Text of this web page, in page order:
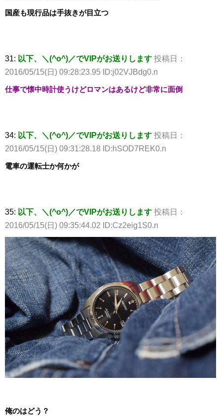
国産も現行品は手抜きが目立つ
31: 以下、＼(^o^)／でVIPがお送りします 投稿日：
2016/05/15(日) 09:28:23.95 ID:j02VJBdg0.n
仕事で懐中時計使うけどロマンはあるけど非常に面倒
34: 以下、＼(^o^)／でVIPがお送りします 投稿日：
2016/05/15(日) 09:31:28.18 ID:hSOD7REK0.n
電車の運転士か何かが
35: 以下、＼(^o^)／でVIPがお送りします 投稿日：
2016/05/15(日) 09:35:44.02 ID:Cz2eig1S0.n
俺のはどう？